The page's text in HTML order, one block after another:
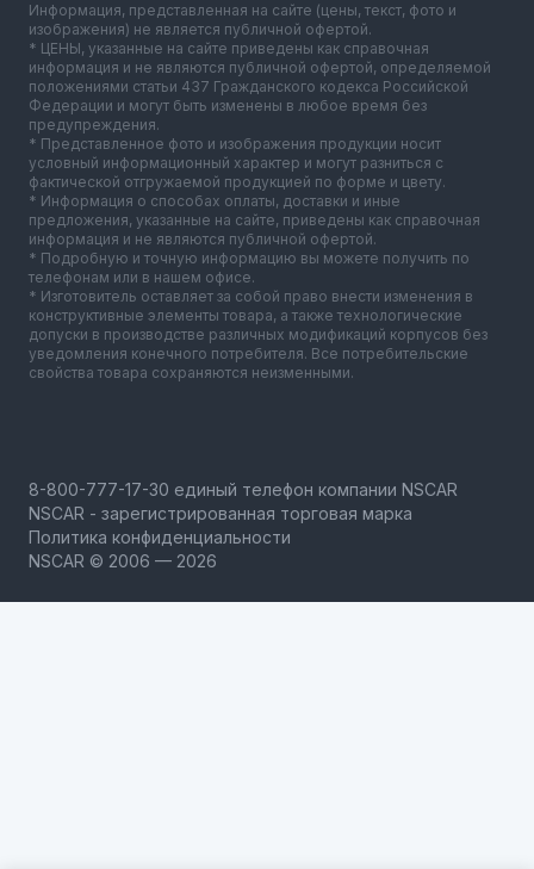
Информация, представленная на сайте (цены, текст, фото и
изображения) не является публичной офертой.
* ЦЕНЫ, указанные на сайте приведены как справочная
информация и не являются публичной офертой, определяемой
положениями статьи 437 Гражданского кодекса Российской
Федерации и могут быть изменены в любое время без
предупреждения.
* Представленное фото и изображения продукции носит
условный информационный характер и могут разниться с
фактической отгружаемой продукцией по форме и цвету.
* Информация о способах оплаты, доставки и иные
предложения, указанные на сайте, приведены как справочная
информация и не являются публичной офертой.
* Подробную и точную информацию вы можете получить по
телефонам или в нашем офисе.
* Изготовитель оставляет за собой право внести изменения в
конструктивные элементы товара, а также технологические
допуски в производстве различных модификаций корпусов без
уведомления конечного потребителя. Все потребительские
свойства товара сохраняются неизменными.
NSCAR - зарегистрированная торговая марка
Политика конфиденциальности
NSCAR © 2006 — 2026